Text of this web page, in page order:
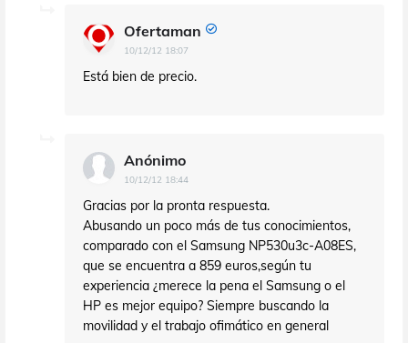
Ofertaman
10/12/12 18:07
Está bien de precio.
Anónimo
10/12/12 18:44
Gracias por la pronta respuesta.
Abusando un poco más de tus conocimientos,
comparado con el Samsung NP530u3c-A08ES,
que se encuentra a 859 euros,según tu
experiencia ¿merece la pena el Samsung o el
HP es mejor equipo? Siempre buscando la
movilidad y el trabajo ofimático en general